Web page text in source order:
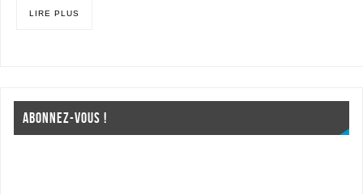
LIRE PLUS
ABONNEZ-VOUS !